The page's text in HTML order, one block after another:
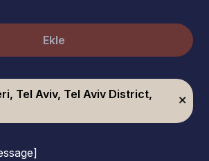
Ekle
Tel Aviv, Tel Aviv District,